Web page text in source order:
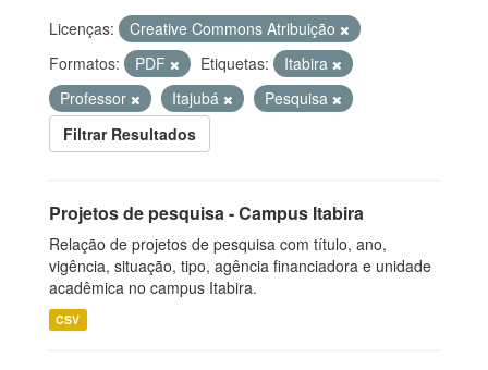
Licenças:
Creative Commons Atribuição
Formatos:
PDF Etiquetas:
Itabira
Professor
Itajubá
Pesquisa
Filtrar Resultados
Projetos de pesquisa - Campus Itabira
Relação de projetos de pesquisa com título, ano,
vigência, situação, tipo, agência financiadora e unidade
acadêmica no campus Itabira.
CSV